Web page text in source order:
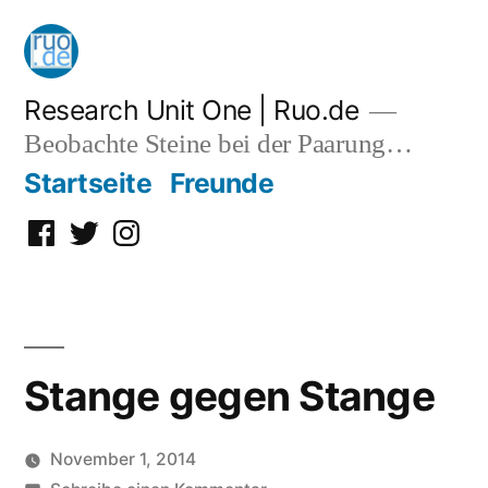
Zum
Inhalt
springen
Research Unit One | Ruo.de
Beobachte Steine bei der Paarung…
Startseite Freunde
Facebook
TwitterInstagram
Stange gegen Stange
November 1, 2014